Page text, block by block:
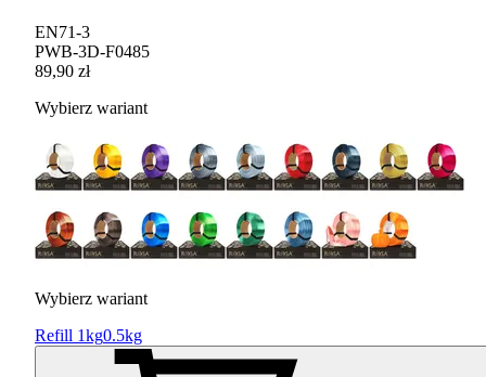
EN71-3
PWB-3D-F0485
89,90 zł
Wybierz wariant
Wybierz wariant
Refill 1kg0.5kg